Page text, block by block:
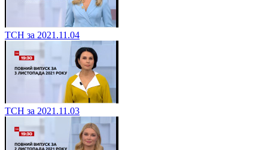
ТСН за 2021.11.04
ТСН за 2021.11.03